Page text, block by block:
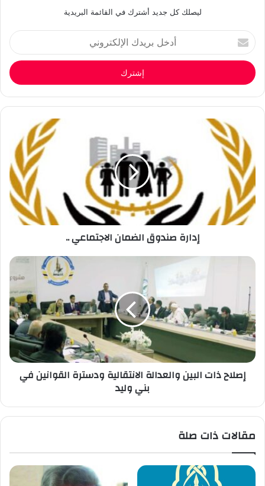
ليصلك كل جديد أشترك في القائمة البريدية
أدخل
بريدك
الإلكتروني
إدارة صندوق الضمان الاجتماعي ..
إصلاح ذات البين والعدالة الانتقالية ودسترة القوانين في
بني وليد
مقالات ذات صلة